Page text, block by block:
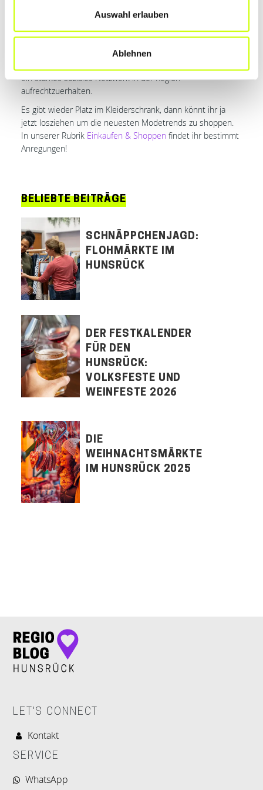
Auswahl erlauben
Ablehnen
Einrichtungen wie Diakonie, Caritas oder das DRK, die sich
aussortiert, behaltet im Hinterkopf, dass eure Stücke für
andere Menschen von großem Wert sein können. Mit eurer
ein starkes soziales Netzwerk in der Region
aufrechtzuerhalten.
Es gibt wieder Platz im Kleiderschrank, dann könnt ihr ja
jetzt losziehen um die neuesten Modetrends zu shoppen.
In unserer Rubrik Einkaufen & Shoppen findet ihr bestimmt
Anregungen!
BELIEBTE BEITRÄGE
SCHNÄPPCHENJAGD:
FLOHMÄRKTE IM
HUNSRÜCK
DER FESTKALENDER
FÜR DEN
HUNSRÜCK:
VOLKSFESTE UND
WEINFESTE 2026
DIE
WEIHNACHTSMÄRKTE
IM HUNSRÜCK 2025
LET'S CONNECT
Kontakt
SERVICE
WhatsApp